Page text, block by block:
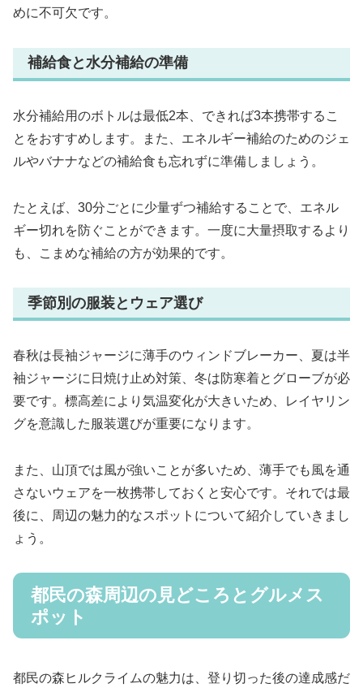
めに不可欠です。
補給食と水分補給の準備
水分補給用のボトルは最低2本、できれば3本携帯するこ
とをおすすめします。また、エネルギー補給のためのジェ
ルやバナナなどの補給食も忘れずに準備しましょう。
たとえば、30分ごとに少量ずつ補給することで、エネル
ギー切れを防ぐことができます。一度に大量摂取するより
も、こまめな補給の方が効果的です。
季節別の服装とウェア選び
春秋は長袖ジャージに薄手のウィンドブレーカー、夏は半
袖ジャージに日焼け止め対策、冬は防寒着とグローブが必
要です。標高差により気温変化が大きいため、レイヤリン
グを意識した服装選びが重要になります。
また、山頂では風が強いことが多いため、薄手でも風を通
さないウェアを一枚携帯しておくと安心です。それでは最
後に、周辺の魅力的なスポットについて紹介していきまし
ょう。
都民の森周辺の見どころとグルメス
ポット
都民の森ヒルクライムの魅力は、登り切った後の達成感だ